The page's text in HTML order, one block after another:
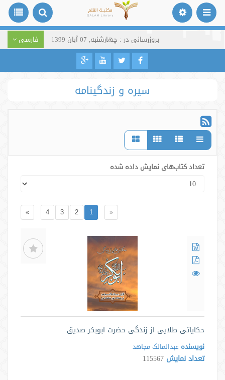
بروزرسانی در : چهارشنبه, 07 آبان 1399 فارسی
سیره و زندگینامه
تعداد کتاب‌های نمایش داده شده
«
1
2
3
4
»
حکایاتی طلایی از زندگی حضرت ابوبکر صدیق
نویسنده عبدالمالک مجاهد
تعداد نمایش 115567